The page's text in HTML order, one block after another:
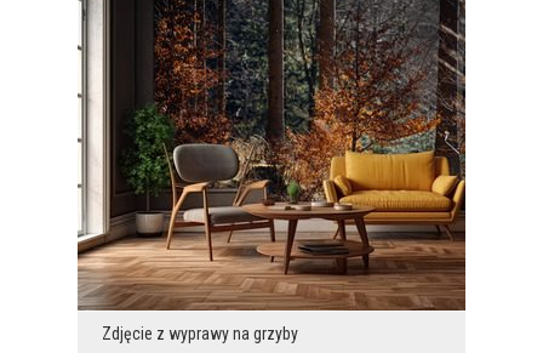
Zdjęcie z wyprawy na grzyby